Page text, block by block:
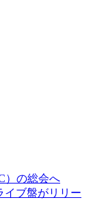
）の総会へ
イブ盤がリリー